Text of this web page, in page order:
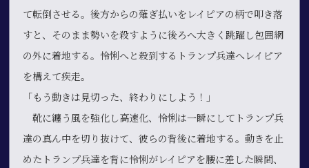
て転倒させる。後方からの薙ぎ払いをレイピアの柄で叩き落
すと、そのまま勢いを殺すように後ろへ大きく跳躍し包囲網
の外に着地する。怜悧へと殺到するトランプ兵達へレイピア
を構えて疾走。
「もう動きは見切った、終わりにしよう！」
靴に纏う風を強化し高速化、怜悧は一瞬にしてトランプ兵
達の真ん中を切り抜けて、彼らの背後に着地する。動きを止
めたトランプ兵達を背に怜悧がレイピアを腰に差した瞬間、